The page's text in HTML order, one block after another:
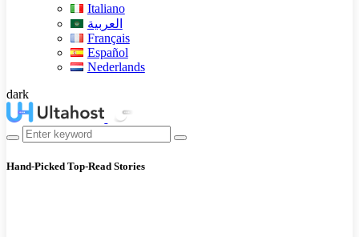
Italiano
العربية
Français
Español
Nederlands
dark
Hand-Picked Top-Read Stories